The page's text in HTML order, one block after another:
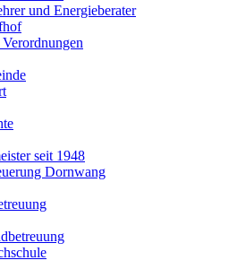
und Energieberater
seit 1948
Dornwang